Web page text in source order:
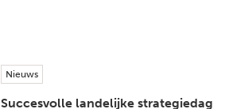
Nieuws
Succesvolle landelijke strategiedag